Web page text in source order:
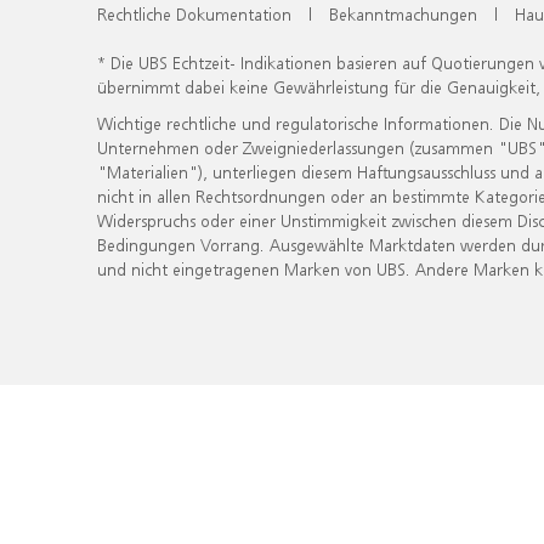
Rechtliche Dokumentation | Bekanntmachungen |
* Die UBS Echtzeit- Indikationen basieren auf
übernimmt dabei keine Gewährleistung für die
Wichtige rechtliche und regulatorische Informationen. Die
Unternehmen oder Zweigniederlassungen (zusammen
"Materialien"), unterliegen diesem Haftungsausschluss
nicht in allen Rechtsordnungen oder an bestimmte
Widerspruchs oder einer Unstimmigkeit zwischen diesem
Bedingungen Vorrang. Ausgewählte Marktdaten werden
und nicht eingetragenen Marken von UBS. Andere Marken